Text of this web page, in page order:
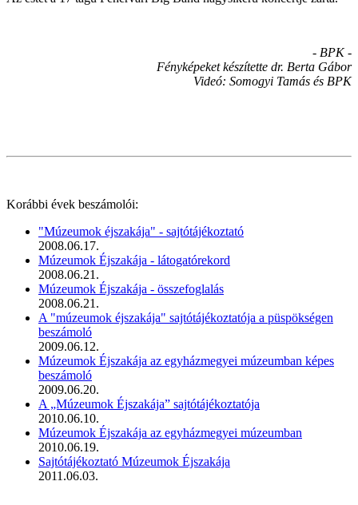
- BPK -
Fényképeket készítette dr. Berta Gábor
Videó: Somogyi Tamás és BPK
Korábbi évek beszámolói:
"Múzeumok éjszakája" - sajtótájékoztató
2008.06.17.
Múzeumok Éjszakája - látogatórekord
2008.06.21.
Múzeumok Éjszakája - összefoglalás
2008.06.21.
A "múzeumok éjszakája" sajtótájékoztatója a püspökségen
beszámoló
2009.06.12.
Múzeumok Éjszakája az egyházmegyei múzeumban képes
beszámoló
2009.06.20.
A „Múzeumok Éjszakája” sajtótájékoztatója
2010.06.10.
Múzeumok Éjszakája az egyházmegyei múzeumban
2010.06.19.
Sajtótájékoztató Múzeumok Éjszakája
2011.06.03.